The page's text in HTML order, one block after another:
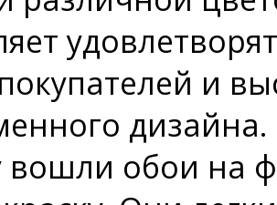
и
вошли обои на